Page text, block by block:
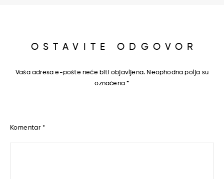
OSTAVITE ODGOVOR
Vaša adresa e-pošte neće biti objavljena. Neophodna polja su
označena*
Komentar *